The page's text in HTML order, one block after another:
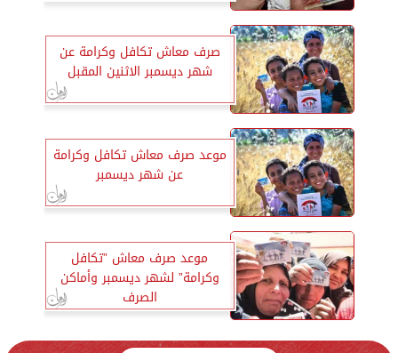
صرف معاش تكافل وكرامة عن
شهر ديسمبر الاثنين المقبل
موعد صرف معاش تكافل وكرامة
عن شهر ديسمبر
موعد صرف معاش ”تكافل
وكرامة” لشهر ديسمبر وأماكن
الصرف